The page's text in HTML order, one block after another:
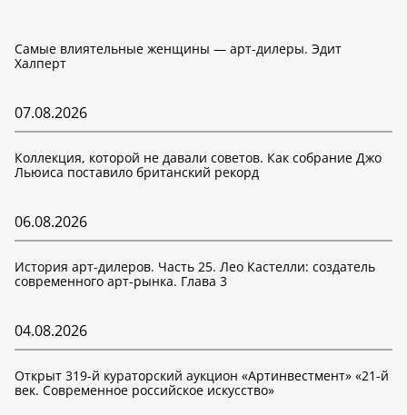
Самые влиятельные женщины — арт-дилеры. Эдит
Халперт
07.08.2026
Коллекция, которой не давали советов. Как собрание Джо
Льюиса поставило британский рекорд
06.08.2026
История арт-дилеров. Часть 25. Лео Кастелли: создатель
современного арт-рынка. Глава 3
04.08.2026
Открыт 319-й кураторский аукцион «Артинвестмент» «21-й
век. Современное российское искусство»